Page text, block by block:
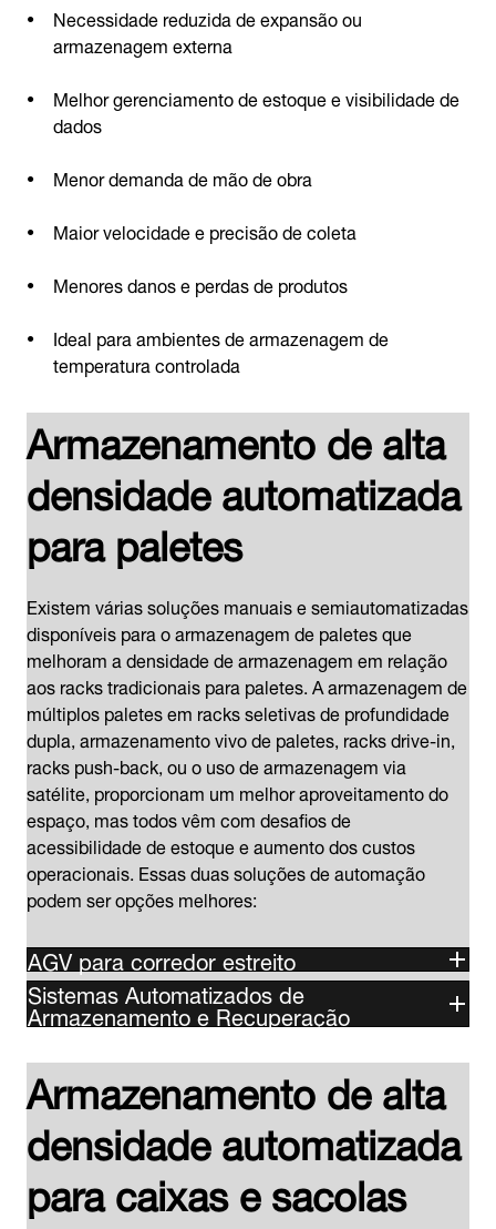
Necessidade reduzida de expansão ou
armazenagem externa
Melhor gerenciamento de estoque e visibilidade de
dados
Menor demanda de mão de obra
Maior velocidade e precisão de coleta
Menores danos e perdas de produtos
Ideal para ambientes de armazenagem de
temperatura controlada
Armazenamento de alta
densidade automatizada
para paletes
Existem várias soluções manuais e semiautomatizadas
disponíveis para o armazenagem de paletes que
melhoram a densidade de armazenagem em relação
aos racks tradicionais para paletes. A armazenagem de
múltiplos paletes em racks seletivas de profundidade
dupla, armazenamento vivo de paletes, racks drive-in,
racks push-back, ou o uso de armazenagem via
satélite, proporcionam um melhor aproveitamento do
espaço, mas todos vêm com desafios de
acessibilidade de estoque e aumento dos custos
operacionais. Essas duas soluções de automação
podem ser opções melhores:
AGV para corredor estreito
Sistemas Automatizados de
Armazenamento e Recuperação
Armazenamento de alta
densidade automatizada
para caixas e sacolas